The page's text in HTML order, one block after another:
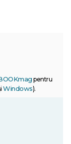
pentru
Windows).